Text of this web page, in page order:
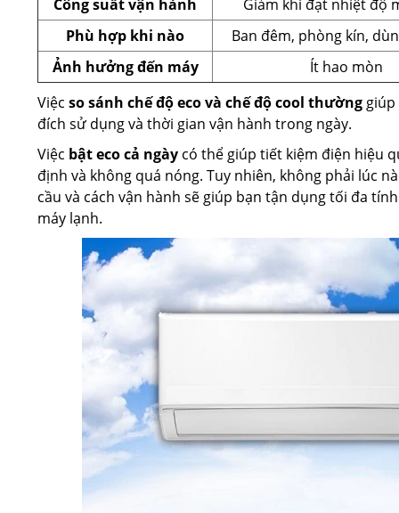
Công suất vận hành
Giảm khi đạt nhiệt độ
Phù hợp khi nào
Ban đêm, phòng kín,
Ảnh hưởng đến máy
Ít hao mòn
Việc so sánh chế độ eco và chế độ cool thường
đích sử dụng và thời gian vận hành trong ngày.
Việc bật eco cả ngày có thể giúp tiết kiệm điện hiệu
định và không quá nóng. Tuy nhiên, không phải lúc
cầu và cách vận hành sẽ giúp bạn tận dụng tối đa
máy lạnh.